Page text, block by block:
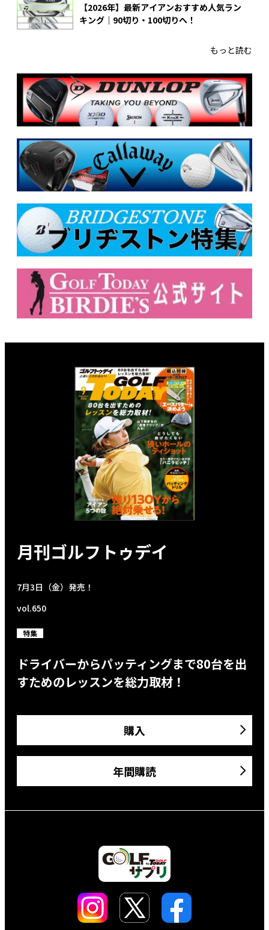
【2026年】最新アイアンおすすめ人気ラン
キング｜90切り・100切りへ！
もっと読む
月刊ゴルフトゥデイ
7月3日（金）発売！
vol.650
特集
ドライバーからパッティングまで80台を出
すためのレッスンを総力取材！
購入
年間購読